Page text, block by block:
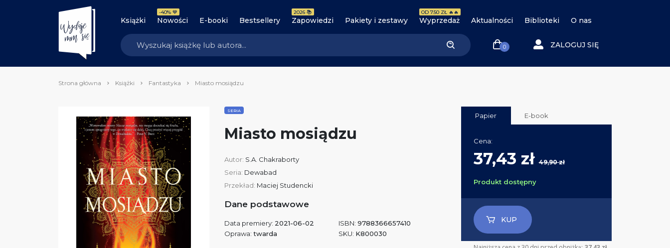
Książki Nowości
-40% 💙
E-booki Bestsellery Zapowiedzi
2026 📚
Pakiety i zestawy Wyprzedaż
OD 7.50 ZŁ 🔥🔥
Aktualności Biblioteki O nas
0 ZALOGUJ SIĘ
Strona główna Książki Fantastyka Miasto mosiądzu
SERIA
Miasto mosiądzu
Autor: S.A. Chakraborty
Seria: Dewabad
Przekład: Maciej Studencki
Dane podstawowe
Data premiery: 2021-06-02
Oprawa: twarda
ISBN: 9788366657410
SKU: K800030
Papier E-book
Cena:
37,43 zł49,90 zł
Produkt dostępny
KUP